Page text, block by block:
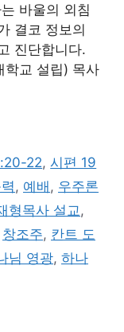
바울의 외침
결코 정보의
진단합니다.
교 설립) 목사
22,시편 19
, 예배 , 우주론
형목사 설교,
창조주, 칸트 도
님 영광, 하나